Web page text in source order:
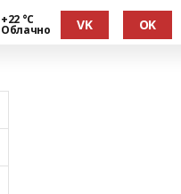
+22 °С
Облачно VK OK